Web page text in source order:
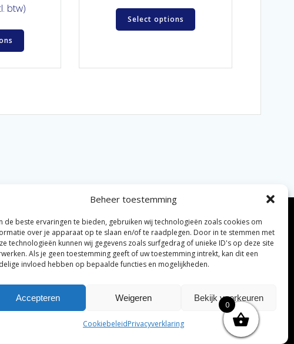
Beheer toestemming
de beste ervaringen te bieden, gebruiken wij technologieën zoals cookies om
over je apparaat op te slaan en/of te raadplegen. Door in te stemmen met
technologieën kunnen wij gegevens zoals surfgedrag of unieke ID's op deze site
Als je geen toestemming geeft of uw toestemming intrekt, kan dit een
invloed hebben op bepaalde functies en mogelijkheden.
Accepteren Weigeren Bekijk voorkeuren
CookiebeleidPrivacyverklaring
btw)
Select options
| Zakelijke algemene voorwaarden
tenzij anders vermeld. 0